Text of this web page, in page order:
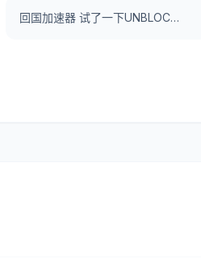
回国加速器 试了一下UNBLOCKCN，真好用。